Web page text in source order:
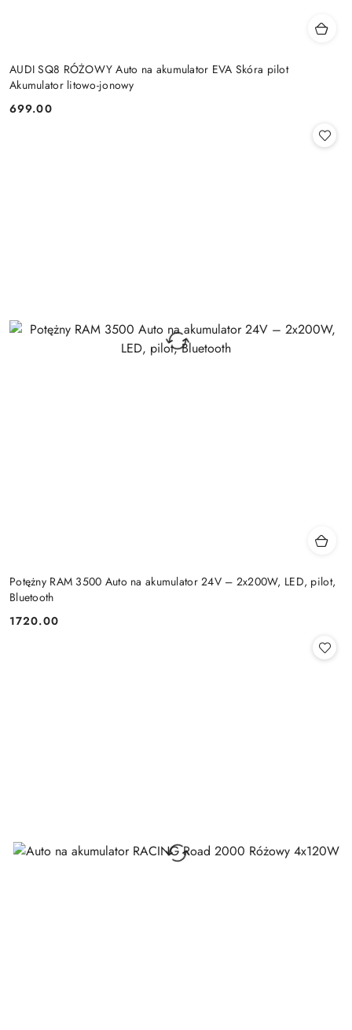
AUDI SQ8 RÓŻOWY Auto na akumulator EVA Skóra pilot
Akumulator litowo-jonowy
Cena:
699.00
Potężny RAM 3500 Auto na akumulator 24V – 2x200W, LED, pilot,
Bluetooth
Cena:
1720.00